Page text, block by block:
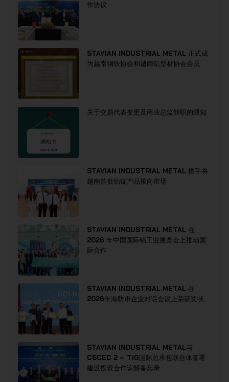
作协议
STAVIAN INDUSTRIAL METAL 正式成
为越南钢铁协会和越南铝型材协会会员
关于交易代表变更及商业总监解职的通知
STAVIAN INDUSTRIAL METAL 携手将
越南首批铝锭产品推向市场
STAVIAN INDUSTRIAL METAL 在
2026 年中国国际铝工业展览会上推动国
际合作
STAVIAN INDUSTRIAL METAL 在
2026年海防市企业对话会议上荣获奖状
STAVIAN INDUSTRIAL METAL与
CSCEC 2 – TIG国际总承包联合体签署
建设投资合作谅解备忘录